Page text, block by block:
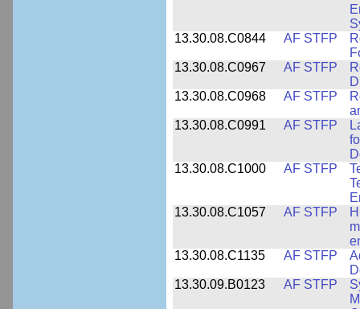
13.30.08.C0844
AF STFP
13.30.08.C0967
AF STFP
13.30.08.C0968
AF STFP
13.30.08.C0991
AF STFP
13.30.08.C1000
AF STFP
13.30.08.C1057
AF STFP
13.30.08.C1135
AF STFP
13.30.09.B0123
AF STFP